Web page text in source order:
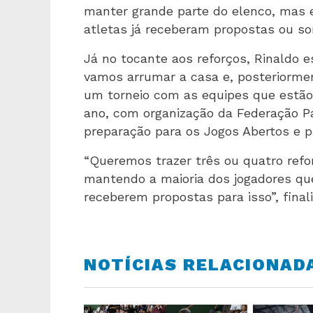
manter grande parte do elenco,
atletas já receberam propostas ou
Já no tocante aos reforços, Rinaldo
vamos arrumar a casa e,
um torneio com as equipes que
ano, com organização da Federação
preparação para os Jogos Abertos e
“Queremos trazer três ou quatro
mantendo a maioria dos jogadores
receberem propostas para isso”,
NOTÍCIAS